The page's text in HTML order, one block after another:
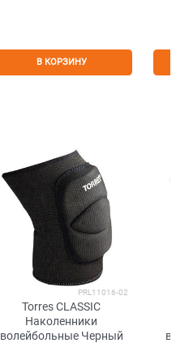
В КОРЗИНУ
PRL11016-02
Torres CLASSIC
Наколенники
волейбольные Черный